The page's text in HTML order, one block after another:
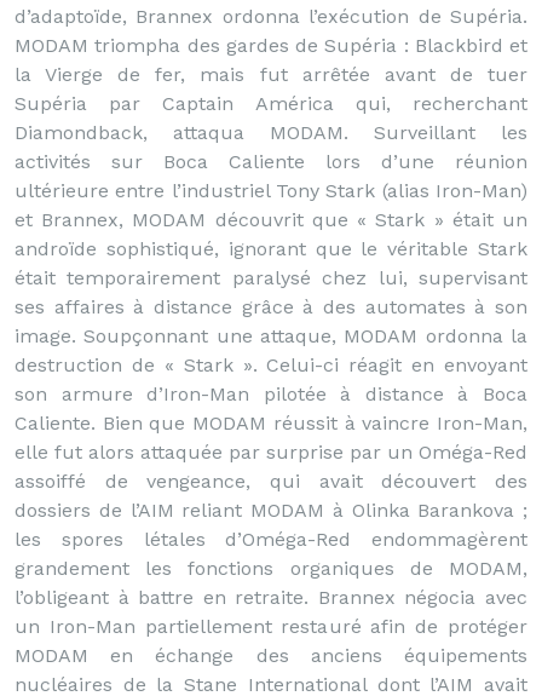
d’adaptoïde, Brannex ordonna l’exécution de Supéria.
MODAM triompha des gardes de Supéria : Blackbird et
la Vierge de fer, mais fut arrêtée avant de tuer
Supéria par Captain América qui, recherchant
Diamondback, attaqua MODAM. Surveillant les
activités sur Boca Caliente lors d’une réunion
ultérieure entre l’industriel Tony Stark (alias Iron-Man)
et Brannex, MODAM découvrit que « Stark » était un
androïde sophistiqué, ignorant que le véritable Stark
était temporairement paralysé chez lui, supervisant
ses affaires à distance grâce à des automates à son
image. Soupçonnant une attaque, MODAM ordonna la
destruction de « Stark ». Celui-ci réagit en envoyant
son armure d’Iron-Man pilotée à distance à Boca
Caliente. Bien que MODAM réussit à vaincre Iron-Man,
elle fut alors attaquée par surprise par un Oméga-Red
assoiffé de vengeance, qui avait découvert des
dossiers de l’AIM reliant MODAM à Olinka Barankova ;
les spores létales d’Oméga-Red endommagèrent
grandement les fonctions organiques de MODAM,
l’obligeant à battre en retraite. Brannex négocia avec
un Iron-Man partiellement restauré afin de protéger
MODAM en échange des anciens équipements
nucléaires de la Stane International dont l’AIM avait